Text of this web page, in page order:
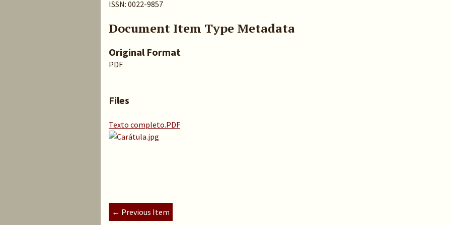
ISSN: 0022-9857
Document Item Type Metadata
Original Format
PDF
Files
Texto completo.PDF
← Previous Item